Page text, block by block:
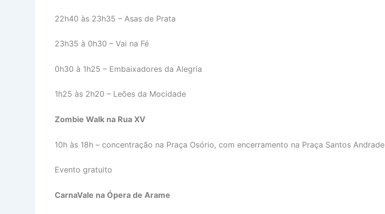
22h40 às 23h35 – Asas de Prata
23h35 à 0h30 – Vai na Fé
0h30 à 1h25 – Embaixadores da Alegria
1h25 às 2h20 – Leões da Mocidade
Zombie Walk na Rua XV
10h às 18h – concentração na Praça Osório, com encerramento na Praça Santos Andrade
Evento gratuito
CarnaVale na Ópera de Arame